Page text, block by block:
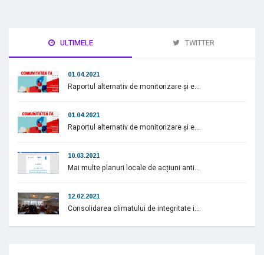
ULTIMELE TWITTER
01.04.2021
Raportul alternativ de monitorizare și e...
01.04.2021
Raportul alternativ de monitorizare și e...
10.03.2021
Mai multe planuri locale de acțiuni anti...
12.02.2021
Consolidarea climatului de integritate i...